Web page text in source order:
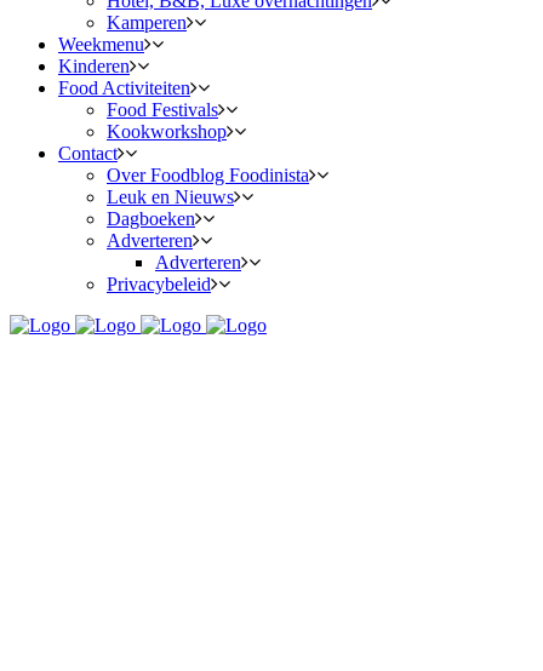
Kamperen
Weekmenu
Kinderen
Food Activiteiten
Food Festivals
Kookworkshop
Contact
Over Foodblog Foodinista
Leuk en Nieuws
Dagboeken
Adverteren
Adverteren
Privacybeleid